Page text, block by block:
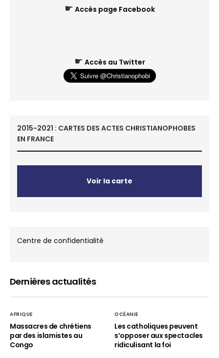
☛ Accès page Facebook
☛ Accès au Twitter
2015-2021 : CARTES DES ACTES CHRISTIANOPHOBES
EN FRANCE
Voir la carte
Centre de confidentialité
Dernières actualités
AFRIQUE
Massacres de chrétiens
par des islamistes au
Congo
OCÉANIE
Les catholiques peuvent
s’opposer aux spectacles
ridiculisant la foi